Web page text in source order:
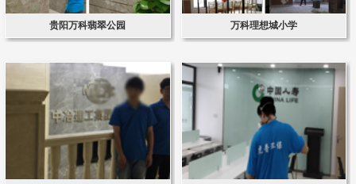
贵阳万科翡翠公园 万科理想城小学